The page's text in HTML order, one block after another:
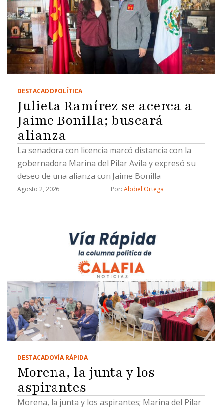
DESTACADOPOLÍTICA
Julieta Ramírez se acerca a
Jaime Bonilla; buscará
alianza
La senadora con licencia marcó distancia con la
gobernadora Marina del Pilar Avila y expresó su
deseo de una alianza con Jaime Bonilla
Agosto 2, 2026 Por: Abdiel Ortega
DESTACADOVÍA RÁPIDA
Morena, la junta y los
aspirantes
Morena, la junta y los aspirantes; Marina del Pilar